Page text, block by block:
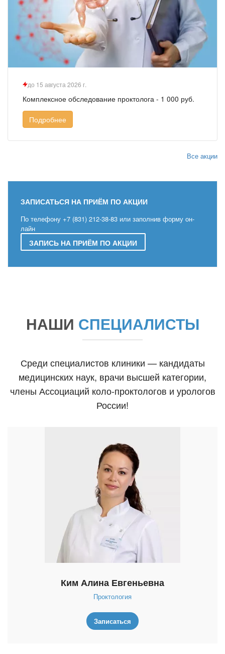
до 15 августа 2026 г.
Комплексное обследование проктолога - 1 000 руб.
Подробнее
Все акции
ЗАПИСАТЬСЯ НА ПРИЁМ ПО АКЦИИ
По телефону +7 (831) 2⁠12-38-83 или заполнив форму он-
лайн
ЗАПИСЬ НА ПРИЁМ ПО АКЦИИ
НАШИ СПЕЦИАЛИСТЫ
Среди специалистов клиники — кандидаты
медицинских наук, врачи высшей категории,
члены Ассоциаций коло-проктологов и урологов
России!
Ким Алина Евгеньевна
Проктология
Записаться